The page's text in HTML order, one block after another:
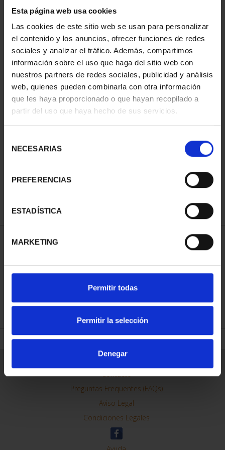
Esta página web usa cookies
Las cookies de este sitio web se usan para personalizar
el contenido y los anuncios, ofrecer funciones de redes
sociales y analizar el tráfico. Además, compartimos
información sobre el uso que haga del sitio web con
nuestros partners de redes sociales, publicidad y análisis
web, quienes pueden combinarla con otra información
que les haya proporcionado o que hayan recopilado a
partir del uso que haya hecho de sus servicios.
NECESARIAS
PREFERENCIAS
ESTADÍSTICA
MARKETING
Permitir todas
Permitir la selección
Denegar
1 Productos encontrados
(2024) 8 REALES
ORDENAR POR:
REFINAR
Contacto
Preguntas Frequentes (FAQs)
Aviso Legal
Condiciones Legales